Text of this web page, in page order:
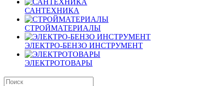
САНТЕХНИКА
СТРОЙМАТЕРИАЛЫ
ЭЛЕКТРО-БЕНЗО ИНСТРУМЕНТ
ЭЛЕКТРОТОВАРЫ